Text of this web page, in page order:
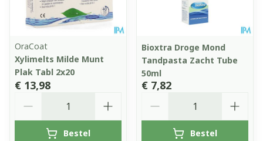
OraCoat
Xylimelts Milde Munt
Plak Tabl 2x20
€ 13,98
Bestel
Bioxtra Droge Mond
Tandpasta Zacht Tube
50ml
€ 7,82
Bestel